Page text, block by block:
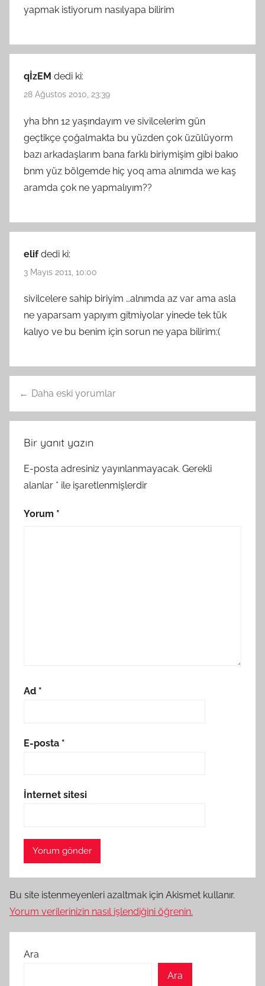
yapmak istiyorum nasılyapa bilirim
qİzEM dedi ki:
28 Ağustos 2010, 23:39
yha bhn 12 yaşındayım ve sivilcelerim gün
geçtikçe çoğalmakta bu yüzden çok üzülüyorm
bazı arkadaşlarım bana farklı biriymişim gibi bakıo
bnm yüz bölgemde hiç yoq ama alnımda we kaş
aramda çok ne yapmalıyım??
elif dedi ki:
3 Mayıs 2011, 10:00
sivilcelere sahip biriyim …alnımda az var ama asla
ne yaparsam yapıyım gitmiyolar yinede tek tük
kalıyo ve bu benim için sorun ne yapa bilirim:(
Yorum
gezinmesi
Daha eski yorumlar
Bir yanıt yazın
E-posta adresiniz yayınlanmayacak. Gerekli
alanlar * ile işaretlenmişlerdir
Yorum *
Ad *
E-posta *
İnternet sitesi
Bu site istenmeyenleri azaltmak için Akismet kullanır.
Yorum verilerinizin nasıl işlendiğini öğrenin.
Ara
Ara